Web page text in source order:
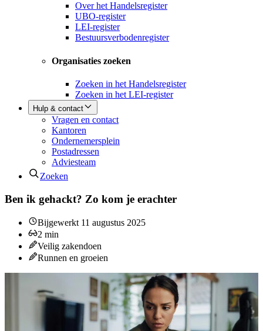
Over het Handelsregister
UBO-register
LEI-register
Bestuursverbodenregister
Organisaties zoeken
Zoeken in het Handelsregister
Zoeken in het LEI-register
Hulp & contact
Vragen en contact
Kantoren
Ondernemersplein
Postadressen
Adviesteam
Zoeken
Ben ik gehackt? Zo kom je erachter
Bijgewerkt 11 augustus 2025
2 min
Veilig zakendoen
Runnen en groeien